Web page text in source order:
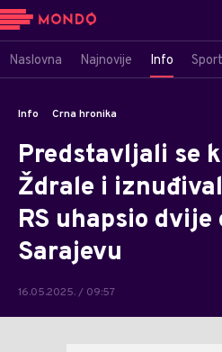
Naslovna Najnovije Info Sport
Info Crna hronika
Predstavljali se
Ždrale i
RS uhapsio dvije
Sarajevu
16.05.2025. / 09:57